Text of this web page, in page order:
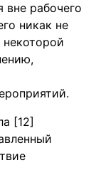
вне рабочего
никак не
[12]